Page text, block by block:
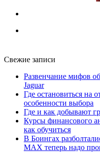
Свежие записи
Развенчание мифов
Jaguar
Где остановиться на
особенности выбора
Где и как добывают
Курсы финансового
как обучиться
В Боингах
MAX теперь надо